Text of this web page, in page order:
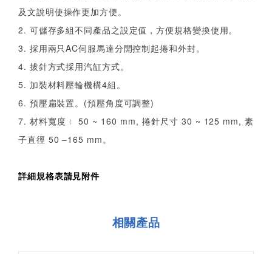
及文說明使操作更加方便。
2. 可儲存多組不同產品之設定值，方便規格變換使用。
3. 採用兩只AC伺服馬達分開控制起捲和外封。
4. 拔針方式採用汽缸方式。
5. 加裝材料壓輪機構4組。
6. 預壓扁裝置。(預壓角度可調整)
7. 材料寬度﹛ 50 ~ 160 mm, 捲針尺寸 30 ~ 125 mm, 素
子直徑 50 –165 mm。
詳細規格表請見附件
相關產品